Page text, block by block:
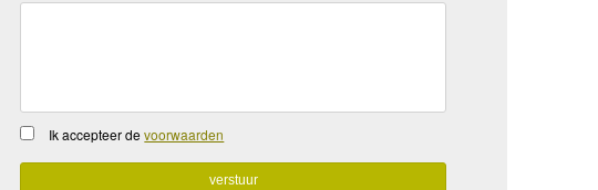
Ik accepteer devoorwaarden